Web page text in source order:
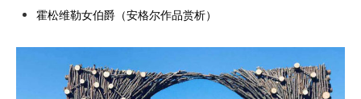
霍松维勒女伯爵（安格尔作品赏析）